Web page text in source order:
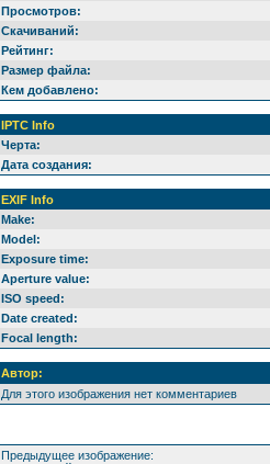
Просмотров:
Скачиваний:
Рейтинг:
Размер файла:
Кем добавлено:
IPTC Info
Черта:
Дата создания:
EXIF Info
Make:
Model:
Exposure time:
Aperture value:
ISO speed:
Date created:
Focal length:
Автор:
Для этого изображения нет комментариев
Предыдущее изображение: